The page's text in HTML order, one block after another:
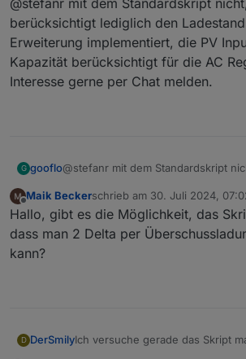
frage vorab, ob das überhaupt mit
möglich ist
ich nutze 2 Powerstream (einer
ohne), die teilen sich die
Ich will nicht 2 WLAN und Räume
alles bei mir.
würde ich haben wollen das PS2
ist Eingebaut, und macht was er
Danke Euch schon mal
@stefanr mit dem Standardskript
berücksichtigt lediglich den
Erweiterung implementiert, die PV
Kapazität berücksichtigt für die AC
Interesse gerne per Chat melden.
G gooflo@stefanr mit dem Standardskript
Erweiterung implementiert, die PV
Kapazität berücksichtigt für die AC Regelung. Bei
Interesse gerne per Chat melden.
Offline
Maik Beckerschrieb am 30. Juli 2024,
zuletzt editiert von
Hallo, gibt es die Möglichkeit, das
dass man 2 Delta per
kann?
D DerSmilyIch versuche gerade das Skript